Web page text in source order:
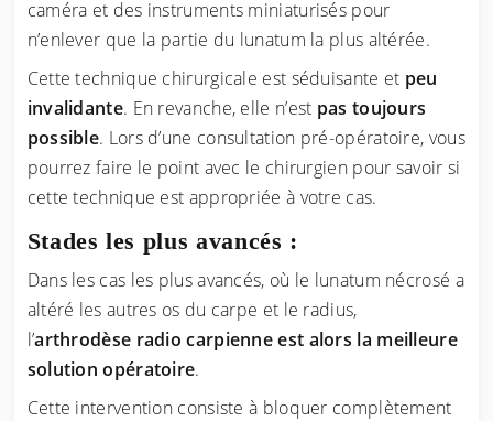
caméra et des instruments miniaturisés pour
n’enlever que la partie du lunatum la plus altérée.
Cette technique chirurgicale est séduisante et peu
invalidante. En revanche, elle n’est pas toujours
possible. Lors d’une consultation pré-opératoire, vous
pourrez faire le point avec le chirurgien pour savoir si
cette technique est appropriée à votre cas.
Stades les plus avancés :
Dans les cas les plus avancés, où le lunatum nécrosé a
altéré les autres os du carpe et le radius,
l’arthrodèse radio carpienne est alors la meilleure
solution opératoire.
Cette intervention consiste à bloquer complètement